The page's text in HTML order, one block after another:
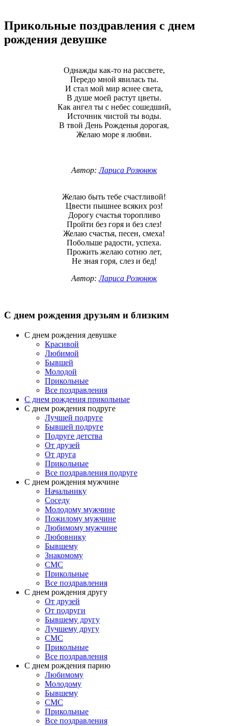
Прикольные поздравления с днем
рождения девушке
Однажды как-то на рассвете,
Передо мной явилась ты.
И стал мой мир яснее света,
В душе моей растут цветы.
Как ангел ты с небес сошедший,
Источник чистой ты воды.
В твой День Рожденья дорогая,
Желаю море я любви.
Автор:Лариса Розюнюк
Желаю быть тебе счастливой!
Цвести пышнее всяких роз!
Дорогу счастья торопливо
Пройти без горя и без слез!
Желаю счастья, песен, смеха!
Побольше радости, успеха.
Прожить желаю сотню лет,
Не зная горя, слез и бед!
Автор:Лариса Розюнюк
С днем рождения друзьям и близким
С днем рождения девушке
Красивой
Любимой
Бывшей
Молодой
Прикольные
Все поздравления
С днем рождения прикольные
С днем рождения подруге
Лучшей подруге
Бывшей подруге
Подруге детства
От друзей
От друга
Прикольные
Все поздравления подруге
С днем рождения мужчине
Начальнику
Соседу
Молодому мужчине
Пожилому мужчине
Любимому мужчине
Любовнику
Бывшему
Знакомому
СМС
Прикольные
Все поздравления
С днем рождения другу
От друзей
От подруги
Бывшему другу
Лучшему другу
СМС
Прикольные
Все поздравления
C днем рождения парню
Любимому
Молодому
Бывшему
СМС
Прикольные
Все поздравления